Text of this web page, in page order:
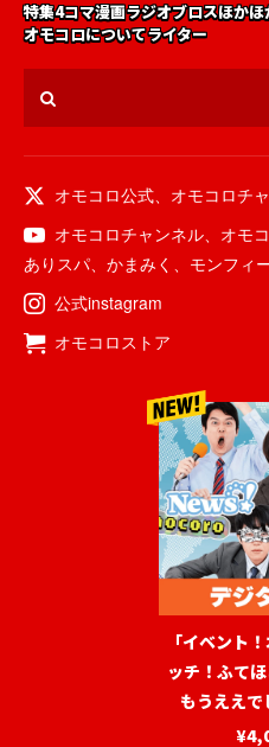
特集4コマ漫画ラジオブロスほかほ
オモコロについてライター
オモコロ公式、 オモコロチ
オモコロチャンネル、 オモ
ありスパ、 かまみく 、 モンフィ
公式instagram
オモコロストア
「イベント
ッチ！ふて
もうええで